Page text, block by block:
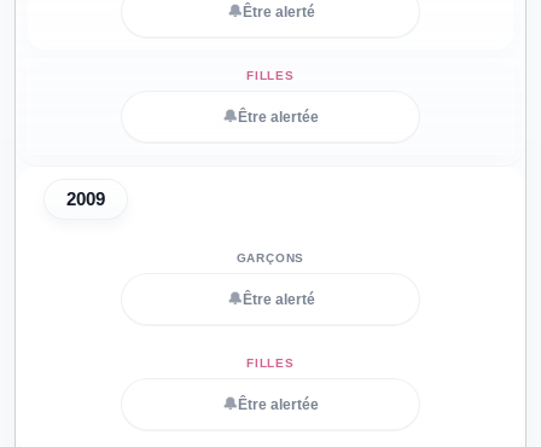
🔔 Être alerté
🔔 Être alertée
2009
🔔 Être alerté
🔔 Être alertée